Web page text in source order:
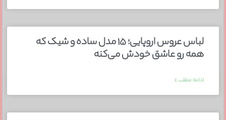
لباس عروس اروپایی؛ ۱۵ مدل ساده و شیک که
همه رو عاشق خودش می‌کنه
ادامه مطلب »